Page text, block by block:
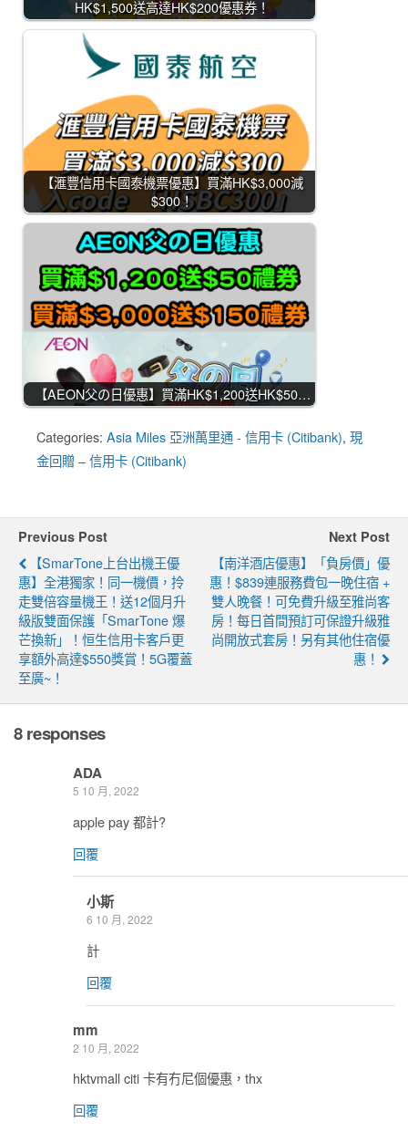
HK$1,500送高達HK$200優惠券！
【滙豐信用卡國泰機票優惠】買滿HK$3,000減
$300！
【AEON父の日優惠】買滿HK$1,200送HK$50…
Categories: Asia Miles 亞洲萬里通 - 信用卡 (Citibank), 現
金回贈 – 信用卡 (Citibank)
Previous Post
【SmarTone上台出機王優
惠】全港獨家！同一機價，拎
走雙倍容量機王！送12個月升
級版雙面保護「SmarTone 爆
芒換新」！恒生信用卡客戶更
享額外高達$550獎賞！5G覆蓋
至廣~！
Next Post
【南洋酒店優惠】「負房價」優
惠！$839連服務費包一晚住宿 +
雙人晚餐！可免費升級至雅尚客
房！每日首間預訂可保證升級雅
尚開放式套房！另有其他住宿優
惠！
8 responses
ADA
5 10 月, 2022
apple pay 都計?
回覆
小斯
6 10 月, 2022
計
回覆
mm
2 10 月, 2022
hktvmall citi 卡有冇尼個優惠，thx
回覆